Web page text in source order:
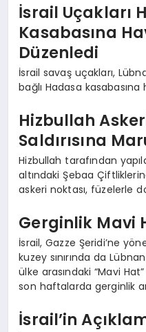
İsrail Uçakları
Kasabasına
Düzenledi
İsrail savaş uçakları,
bağlı Hadasa kasabasına
Hizbullah
Saldırısına
Hizbullah tarafından
altındaki Şebaa
askeri noktası, füzelerle
Gerginlik Mavi
İsrail, Gazze Şeridi’ne
kuzey sınırında da
ülke arasındaki “Mavi
son haftalarda gerginlik
İsrail’in